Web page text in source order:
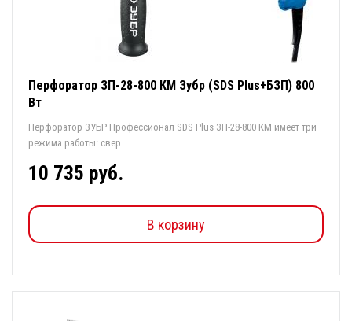
Перфоратор ЗП-28-800 КМ Зубр (SDS Plus+БЗП) 800
Вт
Перфоратор ЗУБР Профессионал SDS Plus ЗП-28-800 КМ имеет три
режима работы: свер...
10 735 руб.
В корзину